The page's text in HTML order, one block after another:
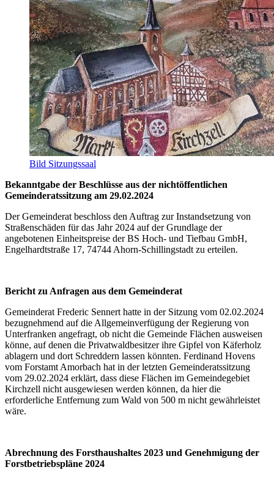
Bild Sitzungssaal
Bekanntgabe der Beschlüsse aus der nichtöffentlichen
Gemeinderatssitzung am 29.02.2024
Der Gemeinderat beschloss den Auftrag zur Instandsetzung von
Straßenschäden für das Jahr 2024 auf der Grundlage der
angebotenen Einheitspreise der BS Hoch- und Tiefbau GmbH,
Engelhardtstraße 17, 74744 Ahorn-Schillingstadt zu erteilen.
Bericht zu Anfragen aus dem Gemeinderat
Gemeinderat Frederic Sennert hatte in der Sitzung vom 02.02.2024
bezugnehmend auf die Allgemeinverfügung der Regierung von
Unterfranken angefragt, ob nicht die Gemeinde Flächen ausweisen
könne, auf denen die Privatwaldbesitzer ihre Gipfel von Käferholz
ablagern und dort Schreddern lassen könnten. Ferdinand Hovens
vom Forstamt Amorbach hat in der letzten Gemeinderatssitzung
vom 29.02.2024 erklärt, dass diese Flächen im Gemeindegebiet
Kirchzell nicht ausgewiesen werden können, da hier die
erforderliche Entfernung zum Wald von 500 m nicht gewährleistet
wäre.
Abrechnung des Forsthaushaltes 2023 und Genehmigung der
Forstbetriebspläne 2024